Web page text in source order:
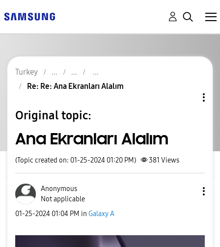
Turkey
Re: Re: Ana Ekranları Alalım
Original topic:
Ana Ekranları Alalım
(Topic created on: 01-25-2024 01:20 PM) 381 Views
Anonymous
Not applicable
‎01-25-2024 01:04 PM in Galaxy A